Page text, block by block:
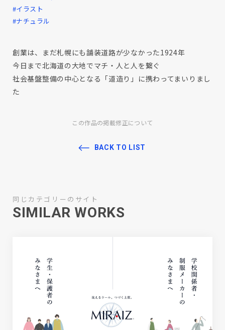
#イラスト
#ナチュラル
創業は、まだ札幌にも舗装道路が少なかった1924年
今日まで北海道の大地でマチ・人と人を繋ぐ
社会基盤整備の中心となる「道造り」に携わってまいりまし
た
この作品の掲載修正について
BACK TO LIST
同じカテゴリーのサイト
SIMILAR WORKS